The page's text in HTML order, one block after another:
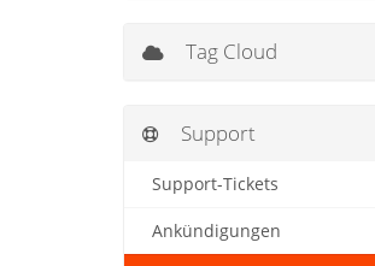
Tag Cloud
Support
Support-Tickets
Ankündigungen